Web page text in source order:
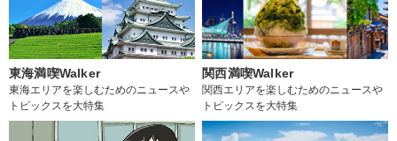
東海満喫Walker
東海エリアを楽しむためのニュースや
トピックスを大特集
関西満喫Walker
関西エリアを楽しむためのニュースや
トピックスを大特集